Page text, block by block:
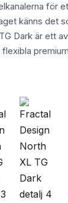
för
känns det
Dark är ett